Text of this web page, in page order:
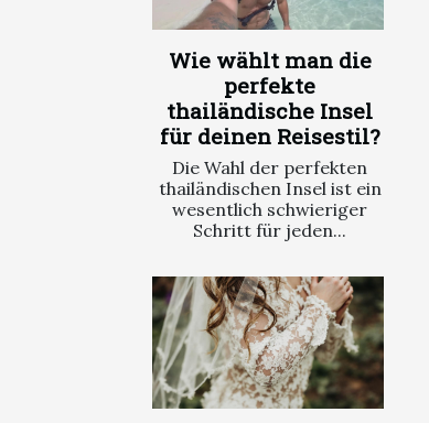
Wie wählt man die
perfekte
thailändische Insel
für deinen Reisestil?
Die Wahl der perfekten
thailändischen Insel ist ein
wesentlich schwieriger
Schritt für jeden...